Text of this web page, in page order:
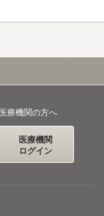
医療機関の方へ
医療機関
ログイン